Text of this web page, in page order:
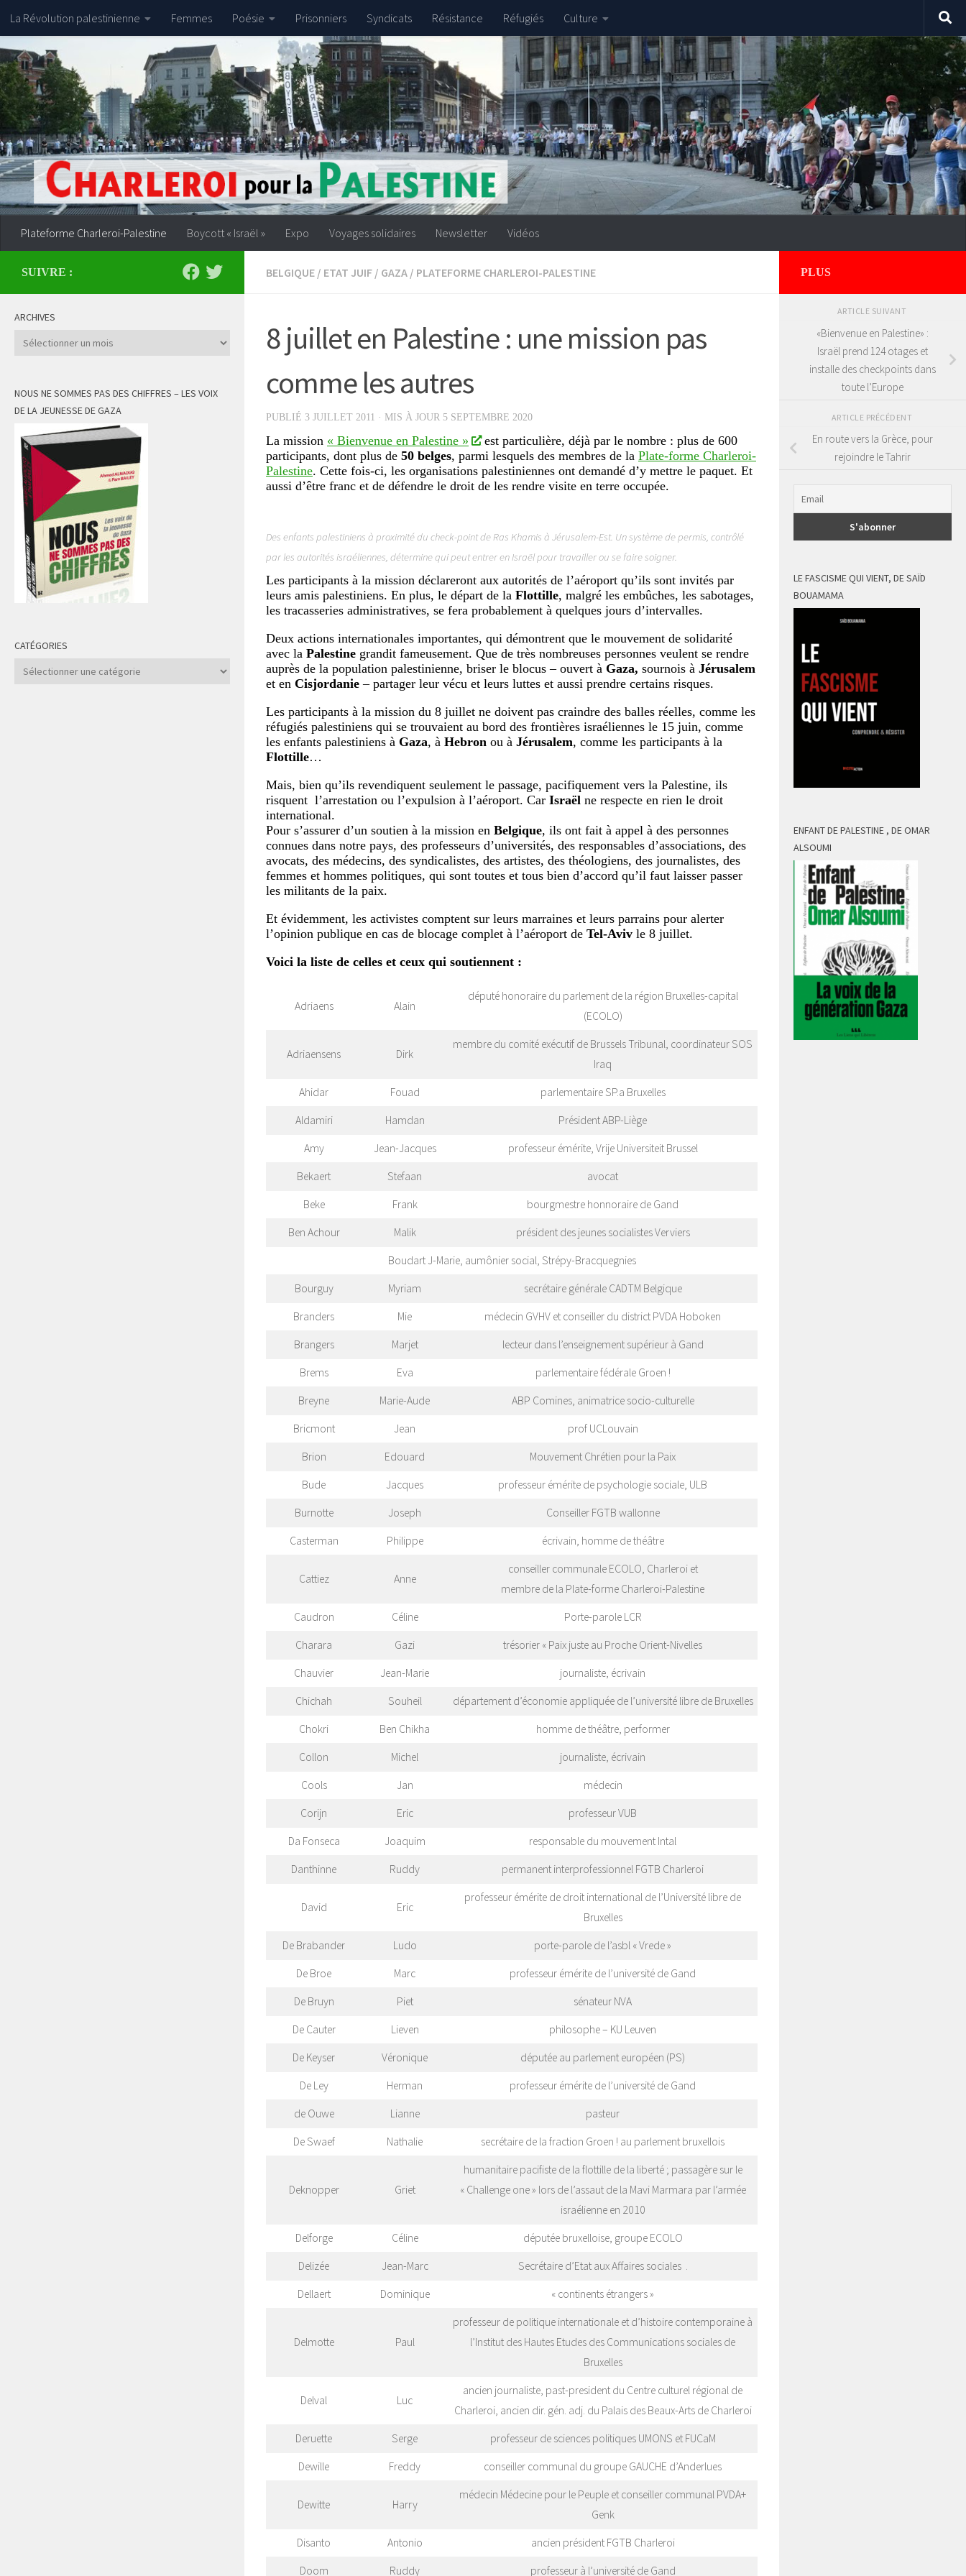
Skip to content
La Révolution palestinienne Femmes Poésie Prisonniers Syndicats Résistance Réfugiés Culture
Plateforme Charleroi-Palestine Boycott « Israël » Expo Voyages solidaires Newsletter Vidéos
BELGIQUE / ETAT JUIF / GAZA / PLATEFORME CHARLEROI-PALESTINE
8 juillet en Palestine : une mission pas
comme les autres
PUBLIÉ 3 JUILLET 2011 · MIS À JOUR 5 SEPTEMBRE 2020
La mission « Bienvenue en Palestine »
est particulière, déjà par le nombre : plus de 600
participants, dont plus de 50 belges, parmi lesquels des membres de la Plate-forme Charleroi-
Palestine. Cette fois-ci, les organisations palestiniennes ont demandé d’y mettre le paquet. Et
aussi d’être franc et de défendre le droit de les rendre visite en terre occupée.
Des enfants palestiniens à proximité du check-point de Ras Khamis à Jérusalem-Est. Un système de permis, contrôlé
par les autorités israéliennes, détermine qui peut entrer en Israël pour travailler ou se faire soigner.
Les participants à la mission déclareront aux autorités de l’aéroport qu’ils sont invités par
leurs amis palestiniens. En plus, le départ de la Flottille, malgré les embûches, les sabotages,
les tracasseries administratives, se fera probablement à quelques jours d’intervalles.
Deux actions internationales importantes, qui démontrent que le mouvement de solidarité
avec la Palestine grandit fameusement. Que de très nombreuses personnes veulent se rendre
auprès de la population palestinienne, briser le blocus – ouvert à Gaza, sournois à Jérusalem
et en Cisjordanie – partager leur vécu et leurs luttes et aussi prendre certains risques.
Les participants à la mission du 8 juillet ne doivent pas craindre des balles réelles, comme les
réfugiés palestiniens qui se trouvaient au bord des frontières israéliennes le 15 juin, comme
les enfants palestiniens à Gaza, à Hebron ou à Jérusalem, comme les participants à la
Flottille…
Mais, bien qu’ils revendiquent seulement le passage, pacifiquement vers la Palestine, ils
risquent l’arrestation ou l’expulsion à l’aéroport. Car Israël ne respecte en rien le droit
international.
Pour s’assurer d’un soutien à la mission en Belgique, ils ont fait à appel à des personnes
connues dans notre pays, des professeurs d’universités, des responsables d’associations, des
avocats, des médecins, des syndicalistes, des artistes, des théologiens, des journalistes, des
femmes et hommes politiques, qui sont toutes et tous bien d’accord qu’il faut laisser passer
les militants de la paix.
Et évidemment, les activistes comptent sur leurs marraines et leurs parrains pour alerter
l’opinion publique en cas de blocage complet à l’aéroport de Tel-Aviv le 8 juillet.
Voici la liste de celles et ceux qui soutiennent :
Adriaens Alain
député honoraire du parlement de la région Bruxelles-capital
(ECOLO)
Adriaensens Dirk
membre du comité exécutif de Brussels Tribunal, coordinateur SOS
Iraq
Ahidar Fouad parlementaire SP.a Bruxelles
Aldamiri Hamdan Président ABP-Liège
Amy Jean-Jacques professeur émérite, Vrije Universiteit Brussel
Bekaert Stefaan avocat
Beke Frank bourgmestre honnoraire de Gand
Ben Achour Malik président des jeunes socialistes Verviers
Boudart J-Marie, aumônier social, Strépy-Bracquegnies
Bourguy Myriam secrétaire générale CADTM Belgique
Branders Mie médecin GVHV et conseiller du district PVDA Hoboken
Brangers Marjet lecteur dans l’enseignement supérieur à Gand
Brems Eva parlementaire fédérale Groen !
Breyne Marie-Aude ABP Comines, animatrice socio-culturelle
Bricmont Jean prof UCLouvain
Brion Edouard Mouvement Chrétien pour la Paix
Bude Jacques professeur émérite de psychologie sociale, ULB
Burnotte Joseph Conseiller FGTB wallonne
Casterman Philippe écrivain, homme de théâtre
Cattiez Anne
conseiller communale ECOLO, Charleroi et
membre de la Plate-forme Charleroi-Palestine
Caudron Céline Porte-parole LCR
Charara Gazi trésorier « Paix juste au Proche Orient-Nivelles
Chauvier Jean-Marie journaliste, écrivain
Chichah Souheil département d’économie appliquée de l’université libre de Bruxelles
Chokri Ben Chikha homme de théâtre, performer
Collon Michel journaliste, écrivain
Cools Jan médecin
Corijn Eric professeur VUB
Da Fonseca Joaquim responsable du mouvement Intal
Danthinne Ruddy permanent interprofessionnel FGTB Charleroi
David Eric
professeur émérite de droit international de l’Université libre de
Bruxelles
De Brabander Ludo porte-parole de l’asbl « Vrede »
De Broe Marc professeur émérite de l’université de Gand
De Bruyn Piet sénateur NVA
De Cauter Lieven philosophe – KU Leuven
De Keyser Véronique députée au parlement européen (PS)
De Ley Herman professeur émérite de l’université de Gand
de Ouwe Lianne pasteur
De Swaef Nathalie secrétaire de la fraction Groen ! au parlement bruxellois
Deknopper Griet
humanitaire pacifiste de la flottille de la liberté ; passagère sur le
« Challenge one » lors de l’assaut de la Mavi Marmara par l’armée
israélienne en 2010
Delforge Céline députée bruxelloise, groupe ECOLO
Delizée Jean-Marc Secrétaire d’Etat aux Affaires sociales .
Dellaert Dominique « continents étrangers »
Delmotte Paul
professeur de politique internationale et d’histoire contemporaine à
l’Institut des Hautes Etudes des Communications sociales de
Bruxelles
Delval Luc
ancien journaliste, past-president du Centre culturel régional de
Charleroi, ancien dir. gén. adj. du Palais des Beaux-Arts de Charleroi
Deruette Serge professeur de sciences politiques UMONS et FUCaM
Dewille Freddy conseiller communal du groupe GAUCHE d’Anderlues
Dewitte Harry
médecin Médecine pour le Peuple et conseiller communal PVDA+
Genk
Disanto Antonio ancien président FGTB Charleroi
Doom Ruddy professeur à l’université de Gand
SUIVRE :
ARCHIVES
Archives
NOUS NE SOMMES PAS DES CHIFFRES – LES VOIX
DE LA JEUNESSE DE GAZA
CATÉGORIES
Catégories
PLUS
ARTICLE SUIVANT
«Bienvenue en Palestine» :
Israël prend 124 otages et
installe des checkpoints dans
toute l’Europe
ARTICLE PRÉCÉDENT
En route vers la Grèce, pour
rejoindre le Tahrir
LE FASCISME QUI VIENT, DE SAÏD
BOUAMAMA
ENFANT DE PALESTINE , DE OMAR
ALSOUMI